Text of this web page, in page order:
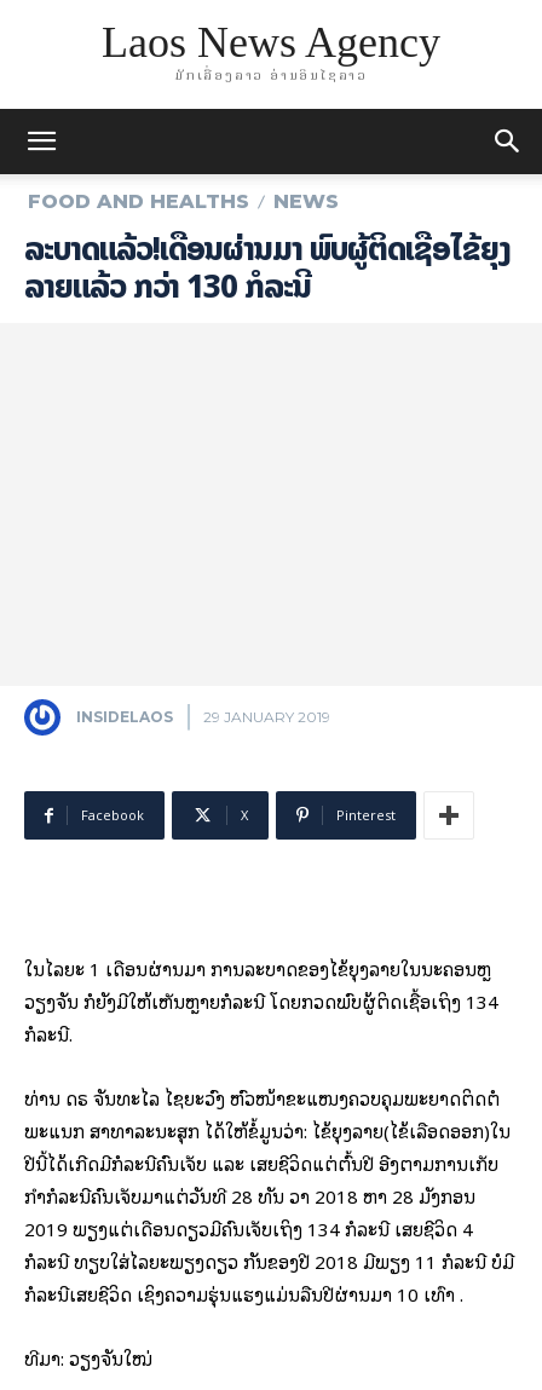
Laos News Agency
ມັກເລື່ອງລາວ ອ່ານອິນໄຊລາວ
FOOD AND HEALTHS NEWS
ລະ​ບາດ​ແລ້ວ!ເດືອນ​ຜ່ານ​ມາ ພົບ​ຜູ້​ຕິດເຊື້ອ​ໄຂ້​ຍຸງ​
ລາຍແລ້ວ ກວ່າ 130 ກໍ​ລະ​ນີ
INSIDELAOS 29 JANUARY 2019
Facebook X Pinterest
ໃນໄລຍະ 1 ເດືອນຜ່ານມາ ການລະບາດຂອງໄຂ້ຍຸງລາຍໃນນະຄອນຫຼ
ວຽງຈັນ ກໍ່ຍັງມີໃຫ້ເຫັນຫຼາຍກໍລະນີ ໂດຍກວດພົບຜູ້ຕິດເຊື້ອເຖິງ 134
ກໍລະນີ.
ທ່ານ ດຣ ຈັນທະໄລ ໄຊຍະວົງ ຫົວໜ້າຂະແໜງຄວບຄຸມພະຍາດຕິດຕໍ່
ພະແນກ ສາທາລະນະສຸກ ໄດ້ໃຫ້ຂໍ້ມູນວ່າ: ໄຂ້ຍຸງລາຍ(ໄຂ້ເລືອດອອກ)ໃນ
ປີນີ້ໄດ້ເກີດມີກໍລະນີຄົນເຈັບ ແລະ ເສຍຊີວິດແຕ່ຕົ້ນປີ ອີງຕາມການເກັບ
ກຳກໍລະນີຄົນເຈັບມາແຕ່ວັນທີ 28 ທັນ ວາ 2018 ຫາ 28 ມັງກອນ
2019 ພຽງແຕ່ເດືອນດຽວມີຄົນເຈັບເຖິງ 134 ກໍລະນີ ເສຍຊີວິດ 4
ກໍລະນີ ທຽບໃສ່ໄລຍະພຽງດຽວ ກັນຂອງປີ 2018 ມີພຽງ 11 ກໍລະນີ ບໍ່ມີ
ກໍລະນີເສຍຊີວິດ ເຊິ່ງຄວາມຮຸ່ນແຮງແມ່ນລື່ນປີຜ່ານມາ 10 ເທົ່າ .
ທີ່​ມາ: ວຽງ​ຈັນ​ໃໝ່